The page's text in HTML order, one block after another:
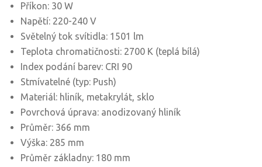
Příkon: 30 W
Napětí: 220-240 V
Světelný tok svítidla: 1501 lm
Teplota chromatičnosti: 2700 K (teplá bílá)
Index podání barev: CRI 90
Stmívatelné (typ: Push)
Materiál: hliník, metakrylát, sklo
Povrchová úprava: anodizovaný hliník
Průměr: 366 mm
Výška: 285 mm
Průměr základny: 180 mm